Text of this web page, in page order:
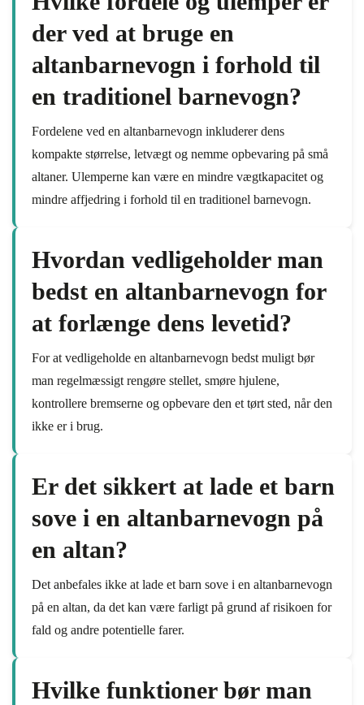
der ved at bruge en
altanbarnevogn i forhold til
en traditionel barnevogn?
Fordelene ved en altanbarnevogn inkluderer dens
kompakte størrelse, letvægt og nemme opbevaring på små
altaner. Ulemperne kan være en mindre vægtkapacitet og
mindre affjedring i forhold til en traditionel barnevogn.
Hvordan vedligeholder man
bedst en altanbarnevogn for
at forlænge dens levetid?
For at vedligeholde en altanbarnevogn bedst muligt bør
man regelmæssigt rengøre stellet, smøre hjulene,
kontrollere bremserne og opbevare den et tørt sted, når den
ikke er i brug.
Er det sikkert at lade et barn
sove i en altanbarnevogn på
en altan?
Det anbefales ikke at lade et barn sove i en altanbarnevogn
på en altan, da det kan være farligt på grund af risikoen for
fald og andre potentielle farer.
Hvilke funktioner bør man